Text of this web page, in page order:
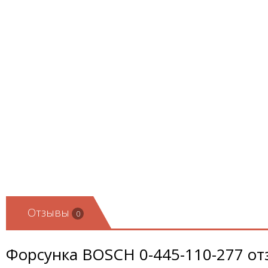
Отзывы 0
Форсунка BOSCH 0-445-110-277